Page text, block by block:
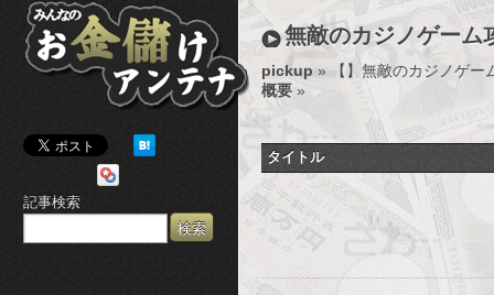
み
ん
な
の
お
金
儲
記事検索
無敵のカジノゲー
pickup » 【 】無敵のカジノゲ
概要»
タイトル